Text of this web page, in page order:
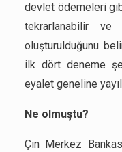
devlet ödemeleri
tekrarlanabilir
oluşturulduğunu
ilk dört deneme
eyalet geneline
Ne olmuştu?
Çin Merkez